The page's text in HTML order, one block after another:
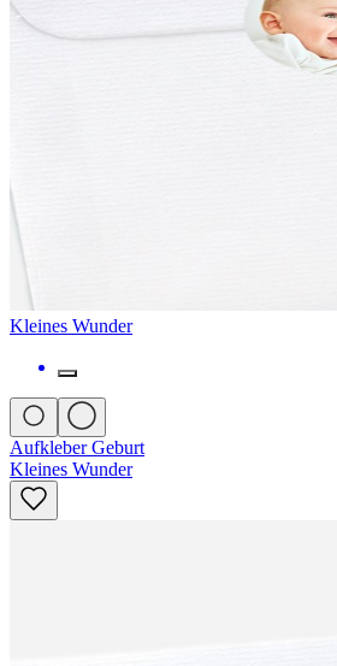
Kleines Wunder
Aufkleber Geburt
Kleines Wunder